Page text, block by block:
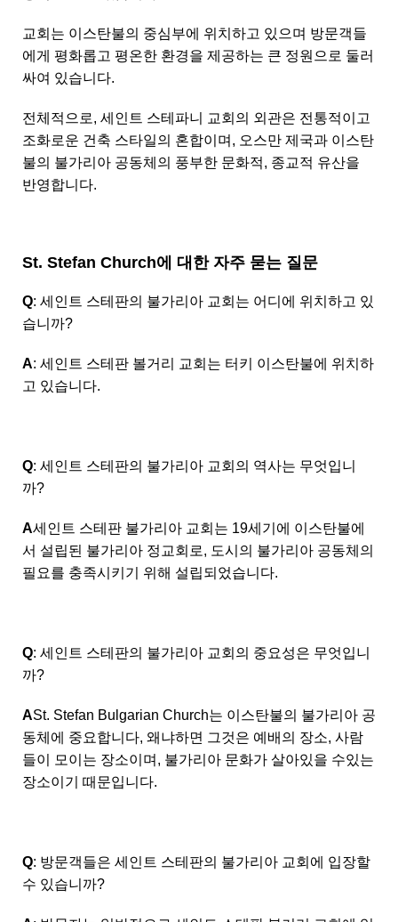
교회는 이스탄불의 중심부에 위치하고 있으며 방문객들
에게 평화롭고 평온한 환경을 제공하는 큰 정원으로 둘러
싸여 있습니다.
전체적으로, 세인트 스테파니 교회의 외관은 전통적이고
조화로운 건축 스타일의 혼합이며, 오스만 제국과 이스탄
불의 불가리아 공동체의 풍부한 문화적, 종교적 유산을
반영합니다.
St. Stefan Church에 대한 자주 묻는 질문
Q: 세인트 스테판의 불가리아 교회는 어디에 위치하고 있
습니까?
A: 세인트 스테판 볼거리 교회는 터키 이스탄불에 위치하
고 있습니다.
Q: 세인트 스테판의 불가리아 교회의 역사는 무엇입니
까?
A세인트 스테판 불가리아 교회는 19세기에 이스탄불에
서 설립된 불가리아 정교회로, 도시의 불가리아 공동체의
필요를 충족시키기 위해 설립되었습니다.
Q: 세인트 스테판의 불가리아 교회의 중요성은 무엇입니
까?
ASt. Stefan Bulgarian Church는 이스탄불의 불가리아 공
동체에 중요합니다, 왜냐하면 그것은 예배의 장소, 사람
들이 모이는 장소이며, 불가리아 문화가 살아있을 수있는
장소이기 때문입니다.
Q: 방문객들은 세인트 스테판의 불가리아 교회에 입장할
수 있습니까?